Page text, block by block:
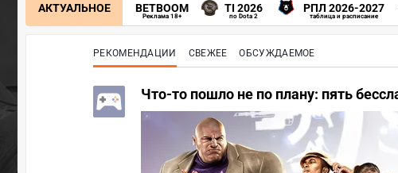
АКТУАЛЬНОЕ BETBOOM
Реклама 18+
TI 2026
по Dota 2
РПЛ 2026-2027
таблица и расписание
РЕКОМЕНДАЦИИ СВЕЖЕЕ ОБСУЖДАЕМОЕ
Что-то пошло не по плану: пять